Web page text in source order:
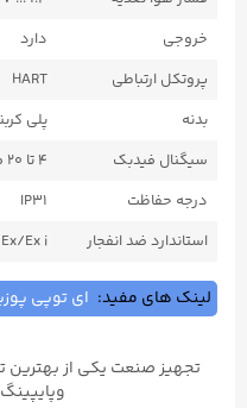
خروجی
دارد
پروتکل ارتباطی
HART
بدنه
پلی
سیگنال فیدبک
۴ تا ۲۰ میلی آمپر دارد
درجه حفاظت
IP31
استاندارد ضد انفجار
Ex i
لینک های مفید: ای توپی
تجهیز صنعت یکی از بهترین